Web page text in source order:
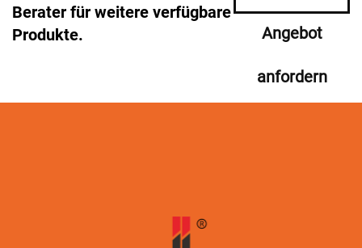
Berater für weitere verfügbare
Produkte.
Angebot
anfordern